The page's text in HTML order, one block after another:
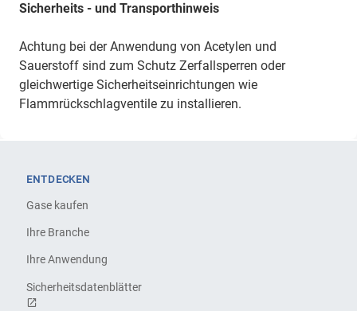
Sicherheits - und Transporthinweis
Achtung bei der Anwendung von Acetylen und
Sauerstoff sind zum Schutz Zerfallsperren oder
gleichwertige Sicherheitseinrichtungen wie
Flammrückschlagventile zu installieren.
ENTDECKEN
Gase kaufen
Ihre Branche
Ihre Anwendung
Sicherheitsdatenblätter